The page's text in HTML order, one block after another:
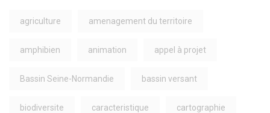
agriculture amenagement du territoire
amphibien animation appel à projet
Bassin Seine-Normandie bassin versant
biodiversite caracteristique cartographie